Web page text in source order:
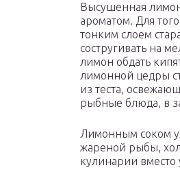
Высушенная
ароматом. Для
тонким слоем
состругивать на
лимон обдать
лимонной цедры
из теста,
рыбные блюда, в
Лимонным соком
жареной рыбы,
кулинарии вместо